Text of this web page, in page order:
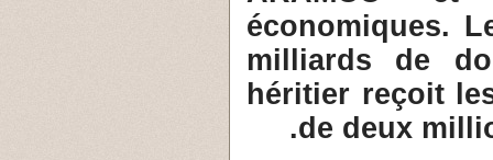
économiques.
milliards de
héritier reçoit
de deux